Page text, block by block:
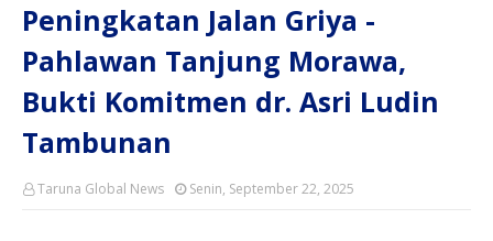
Peningkatan Jalan Griya -
Pahlawan Tanjung Morawa,
Bukti Komitmen dr. Asri Ludin
Tambunan
Taruna Global News Senin, September 22, 2025